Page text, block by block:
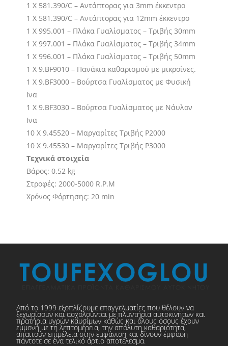
1 X 581.390/C – Αντάπτορας για 3mm έκκεντρο
1 X 581.390/C – Αντάπτορας για 12mm έκκεντρο
1 X 995.001 – Πλάκα Γυαλίσματος – Τριβής 30mm
1 X 997.001 – Πλάκα Γυαλίσματος – Τριβής 34mm
1 X 996.001 – Πλάκα Γυαλίσματος – Τριβής 50mm
1 Χ 9.BF9010 – Πανάκια καθαρισμού με μικροίνες.
1 Χ 9.BF3000 – Βούρτσα Γυαλίσματος με Φυσική
Ινα
1 Χ 9.BF3030 – Βούρτσα Γυαλίσματος με Νάυλον
Ινα
10 Χ 9.45520 – Μαργαρίτες Τριβής P2000
10 Χ 9.45530 – Μαργαρίτες Τριβής P3000
Tεχνικά στοιχεία
Βάρος: 0.52 kg
Στροφές: 2000-5000 R.P.M
Χρόνος Φόρτησης: 20 min
Από το 1999 εξοπλίζουμε επαγγελματίες που θέλουν να
ξεχωρίσουν και ασχολούνται με πλυντήρια αυτοκινήτων και
πρατήρια υγρών καυσίμων καθώς και όλους όσους έχουν
εμμονή με τη λεπτομέρεια, την απόλυτη καθαριότητα,
απαιτούν επιμέλεια στην εμφάνιση και δίνουν έμφαση
πάντοτε σε ένα τελικό άρτιο αποτέλεσμα.